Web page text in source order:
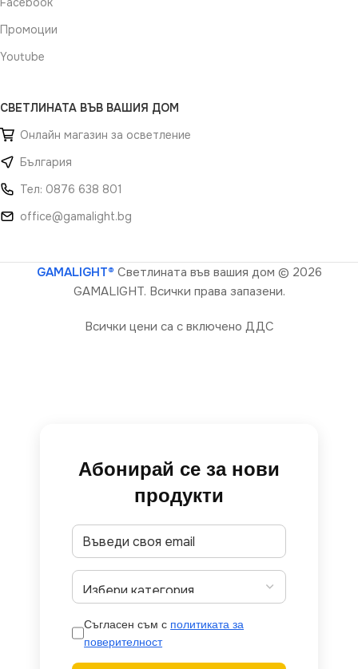
Промоции
Youtube
СВЕТЛИНАТА ВЪВ ВАШИЯ ДОМ
Онлайн магазин за осветление
България
Тел: 0876 638 801
office@gamalight.bg
GAMALIGHT® Светлината във вашия дом © 2026
GAMALIGHT. Всички права запазени.
Всички цени са с включено ДДС
Абонирай се за нови
продукти
Съгласен съм с политиката за
поверителност